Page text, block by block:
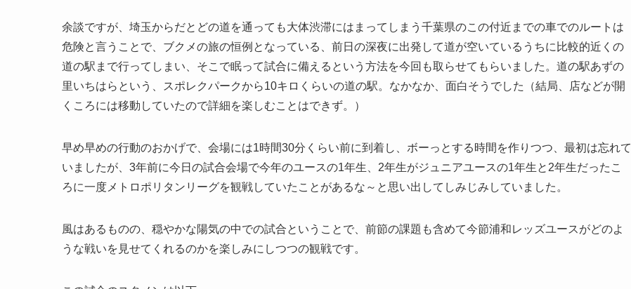
余談ですが、埼玉からだとどの道を通っても大体渋滞にはまってしまう千葉県のこの付近までの車でのルートは
危険と言うことで、ブクメの旅の恒例となっている、前日の深夜に出発して道が空いているうちに比較的近くの
道の駅まで行ってしまい、そこで眠って試合に備えるという方法を今回も取らせてもらいました。道の駅あずの
里いちはらという、スポレクパークから10キロくらいの道の駅。なかなか、面白そうでした（結局、店などが開
くころには移動していたので詳細を楽しむことはできず。）
早め早めの行動のおかげで、会場には1時間30分くらい前に到着し、ボーっとする時間を作りつつ、最初は忘れて
いましたが、3年前に今日の試合会場で今年のユースの1年生、2年生がジュニアユースの1年生と2年生だったこ
ろに一度メトロポリタンリーグを観戦していたことがあるな～と思い出してしみじみしていました。
風はあるものの、穏やかな陽気の中での試合ということで、前節の課題も含めて今節浦和レッズユースがどのよ
うな戦いを見せてくれるのかを楽しみにしつつの観戦です。